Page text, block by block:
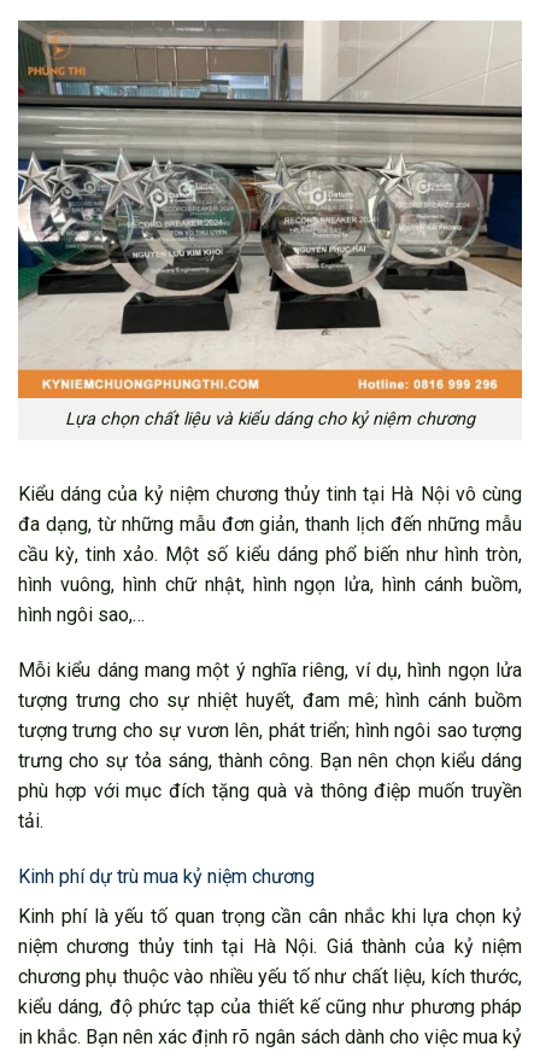
Lựa chọn chất liệu và kiểu dáng cho kỷ niệm chương
Kiểu dáng của kỷ niệm chương thủy tinh tại Hà Nội vô cùng
đa dạng, từ những mẫu đơn giản, thanh lịch đến những mẫu
cầu kỳ, tinh xảo. Một số kiểu dáng phổ biến như hình tròn,
hình vuông, hình chữ nhật, hình ngọn lửa, hình cánh buồm,
hình ngôi sao,…
Mỗi kiểu dáng mang một ý nghĩa riêng, ví dụ, hình ngọn lửa
tượng trưng cho sự nhiệt huyết, đam mê; hình cánh buồm
tượng trưng cho sự vươn lên, phát triển; hình ngôi sao tượng
trưng cho sự tỏa sáng, thành công. Bạn nên chọn kiểu dáng
phù hợp với mục đích tặng quà và thông điệp muốn truyền
tải.
Kinh phí dự trù mua kỷ niệm chương
Kinh phí là yếu tố quan trọng cần cân nhắc khi lựa chọn kỷ
niệm chương thủy tinh tại Hà Nội. Giá thành của kỷ niệm
chương phụ thuộc vào nhiều yếu tố như chất liệu, kích thước,
kiểu dáng, độ phức tạp của thiết kế cũng như phương pháp
in khắc. Bạn nên xác định rõ ngân sách dành cho việc mua kỷ